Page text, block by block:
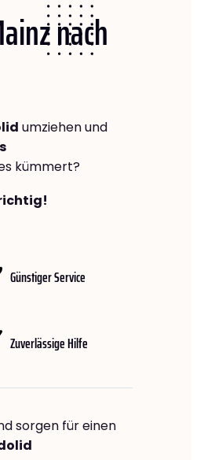
nach
umziehen und
kümmert?
Günstiger Service
Zuverlässige Hilfe
sorgen für einen